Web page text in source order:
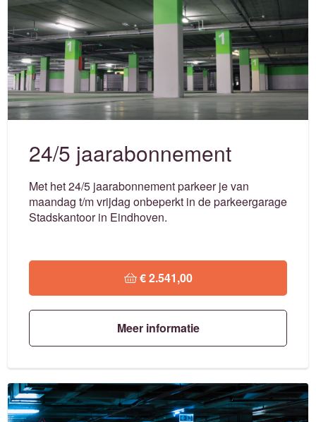
24/5 jaarabonnement
Met het 24/5 jaarabonnement parkeer je van
maandag t/m vrijdag onbeperkt in de parkeergarage
Stadskantoor in Eindhoven.
€ 2.541,00
Meer informatie